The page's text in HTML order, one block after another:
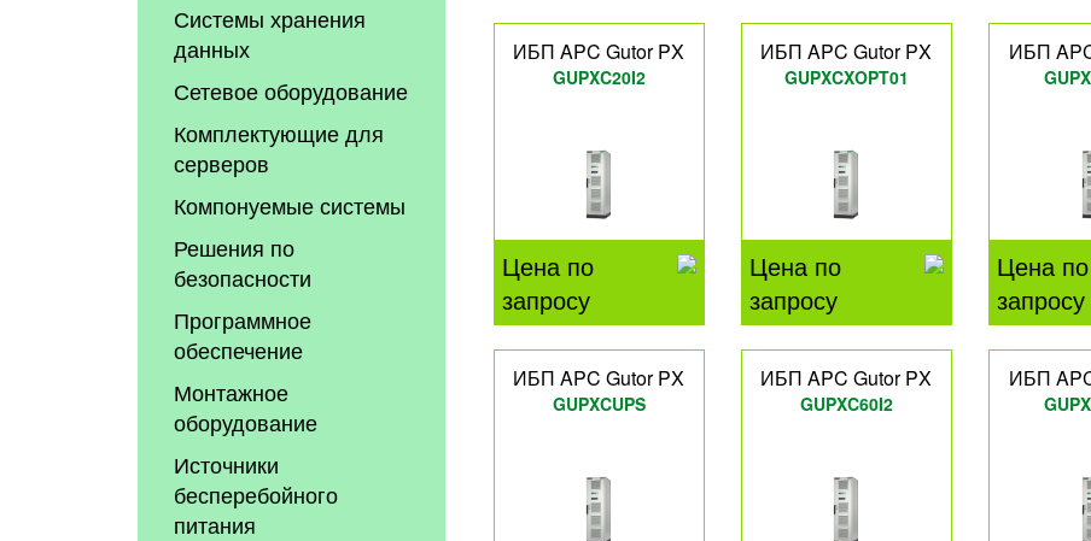
Системы хранения
данных
Сетевое оборудование
Комплектующие для
серверов
Компонуемые системы
Решения по
безопасности
Программное
обеспечение
Монтажное
оборудование
Источники
бесперебойного
питания
ИБП APC Gutor PX
GUPXC20I2
Цена по
запросу
ИБП APC Gutor PX
GUPXCXOPT01
Цена по
запросу
ИБП
Цена по
запросу
ИБП APC Gutor PX
GUPXCUPS
ИБП APC Gutor PX
GUPXC60I2
ИБП